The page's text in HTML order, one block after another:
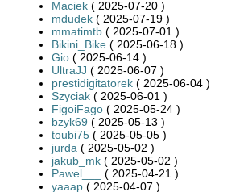
Maciek ( 2025-07-20 )
mdudek ( 2025-07-19 )
mmatimtb ( 2025-07-01 )
Bikini_Bike ( 2025-06-18 )
Gio ( 2025-06-14 )
UltraJJ ( 2025-06-07 )
prestidigitatorek ( 2025-06-04 )
Szyciak ( 2025-06-01 )
FigoiFago ( 2025-05-24 )
bzyk69 ( 2025-05-13 )
toubi75 ( 2025-05-05 )
jurda ( 2025-05-02 )
jakub_mk ( 2025-05-02 )
Pawel___
( 2025-04-21 )
yaaap ( 2025-04-07 )